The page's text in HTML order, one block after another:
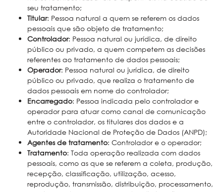
seu tratamento;
Titular: Pessoa natural a quem se referem os dados
pessoais que são objeto de tratamento;
Controlador: Pessoa natural ou jurídica, de direito
público ou privado, a quem competem as decisões
referentes ao tratamento de dados pessoais;
Operador: Pessoa natural ou jurídica, de direito
público ou privado, que realiza o tratamento de
dados pessoais em nome do controlador;
Encarregado: Pessoa indicada pelo controlador e
operador para atuar como canal de comunicação
entre o controlador, os titulares dos dados e a
Autoridade Nacional de Proteção de Dados (ANPD);
Agentes de tratamento: Controlador e o operador;
Tratamento: Toda operação realizada com dados
pessoais, como as que se referem a coleta, produção,
recepção, classificação, utilização, acesso,
reprodução, transmissão, distribuição, processamento,